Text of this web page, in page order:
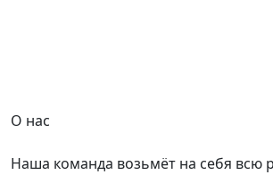
О нас
Наша команда возьмёт на себя всю